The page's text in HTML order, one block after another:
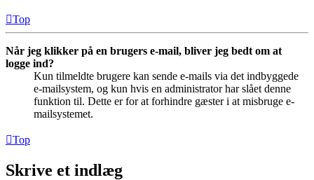
Top
Når jeg klikker på en brugers e-mail, bliver jeg bedt om at
logge ind?
Kun tilmeldte brugere kan sende e-mails via det indbyggede
e-mailsystem, og kun hvis en administrator har slået denne
funktion til. Dette er for at forhindre gæster i at misbruge e-
mailsystemet.
Top
Skrive et indlæg